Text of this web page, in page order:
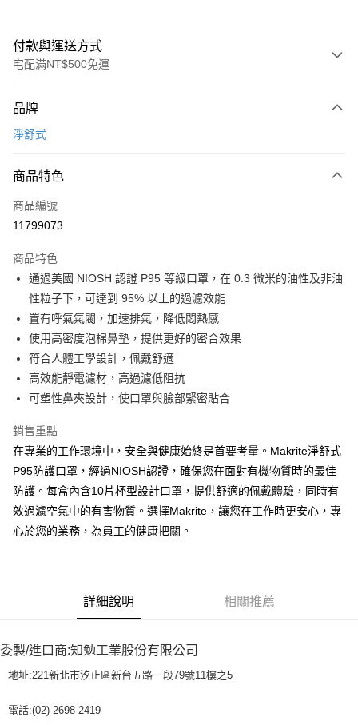
付款與運送方式
宅配滿NT$500免運
信用卡一次付款
宅配(滿500元免運費)
每筆NT$120，滿NT$500(含以上)免運費
品牌
淨舒式
商品特色
商品編號
11799073
商品特色
通過美國 NIOSH 認證 P95 等級口罩，在 0.3 微米的油性及非油
性粒子下，可達到 95% 以上的過濾效能
置有呼氣氣閥，加速排氣，降低悶熱感
使用高密度泡棉鼻墊，提供更好的密合效果
符合人體工學設計，佩戴舒適
高效能靜電濾材，高過濾低阻抗
可塑性鼻夾設計，使口罩與臉部緊密貼合
銷售重點
在專業的工作環境中，安全與健康始終是首要考量。Makrite淨舒式
P95防護口罩，經過NIOSH認證，確保您在面對有機物質時的最佳
防護。每盒內含10片杯型設計口罩，提供舒適的佩戴體驗，同時有
效過濾空氣中的有害物質。選擇Makrite，讓您在工作時更安心，專
心於您的業務，為員工的健康把關。
詳細說明 相關推薦
委製/進口商:知勉工業股份有限公司
地址:221新北市汐止區新台五路一段79號11樓之5
電話:(02) 2698-2419